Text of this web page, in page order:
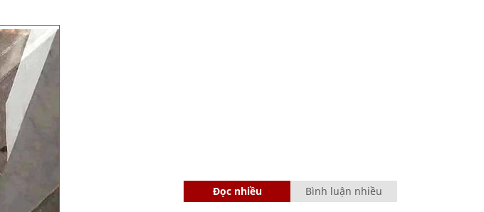
Đọc nhiều Bình luận nhiều